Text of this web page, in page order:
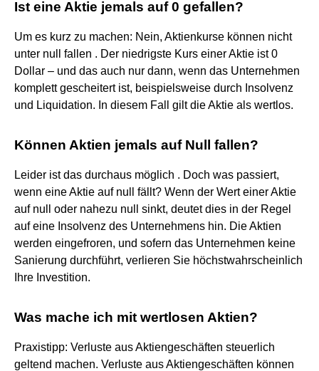
Ist eine Aktie jemals auf 0 gefallen?
Um es kurz zu machen: Nein, Aktienkurse können nicht
unter null fallen . Der niedrigste Kurs einer Aktie ist 0
Dollar – und das auch nur dann, wenn das Unternehmen
komplett gescheitert ist, beispielsweise durch Insolvenz
und Liquidation. In diesem Fall gilt die Aktie als wertlos.
Können Aktien jemals auf Null fallen?
Leider ist das durchaus möglich . Doch was passiert,
wenn eine Aktie auf null fällt? Wenn der Wert einer Aktie
auf null oder nahezu null sinkt, deutet dies in der Regel
auf eine Insolvenz des Unternehmens hin. Die Aktien
werden eingefroren, und sofern das Unternehmen keine
Sanierung durchführt, verlieren Sie höchstwahrscheinlich
Ihre Investition.
Was mache ich mit wertlosen Aktien?
Praxistipp: Verluste aus Aktiengeschäften steuerlich
geltend machen. Verluste aus Aktiengeschäften können